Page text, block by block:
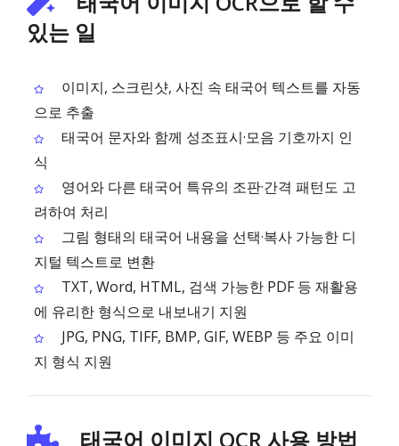
있는 일
이미지, 스크린샷, 사진 속 태국어 텍스트를 자동
으로 추출
태국어 문자와 함께 성조표시·모음 기호까지 인
식
영어와 다른 태국어 특유의 조판·간격 패턴도 고
려하여 처리
그림 형태의 태국어 내용을 선택·복사 가능한 디
지털 텍스트로 변환
TXT, Word, HTML, 검색 가능한 PDF 등 재활용
에 유리한 형식으로 내보내기 지원
JPG, PNG, TIFF, BMP, GIF, WEBP 등 주요 이미
지 형식 지원
태국어 이미지 OCR 사용 방법